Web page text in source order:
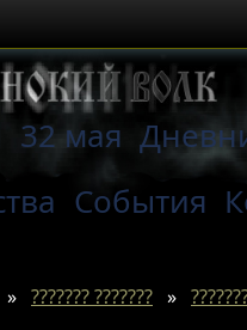
32 мая
События
» ??????? ??????? »